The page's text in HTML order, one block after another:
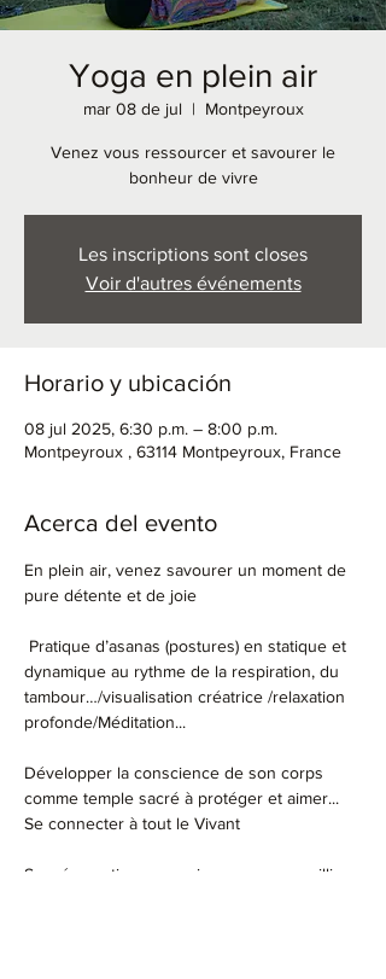
Yoga en plein air
mar 08 de jul
  |
Montpeyroux
Venez vous ressourcer et savourer le
bonheur de vivre
Les inscriptions sont closes
Voir d'autres événements
Horario y ubicación
08 jul 2025, 6:30 p.m. – 8:00 p.m.
Montpeyroux , 63114 Montpeyroux, France
Acerca del evento
En plein air, venez savourer un moment de
pure détente et de joie
dynamique au rythme de la respiration, du
tambour…/visualisation créatrice /relaxation
profonde/Méditation...
Développer la conscience de son corps
comme temple sacré à protéger et aimer...
Se connecter à tout le Vivant
Sur réservation pour mieux vous accueillir